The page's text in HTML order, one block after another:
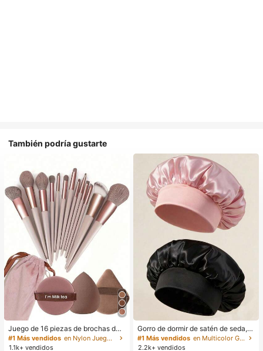
También podría gustarte
Juego de 16 piezas de brochas de
maquillaje que incluye 13 brochas
de maquillaje, 1 esponja de maquill
#1 Más vendidos
en Nylon Juegos De Pinceles
1.1k+ vendidos
Gorro de dormir de satén de seda, a
decuado para cabello largo, trenza
s, rastas y cabello rizado. Suave, u
#1 Más vendidos
en Multicolor Gorros para el pelo para mujer
2.2k+ vendidos